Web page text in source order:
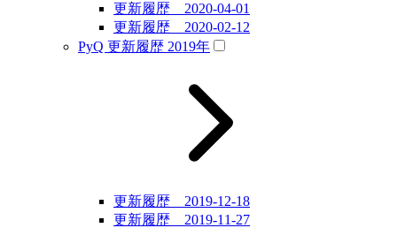
更新履歴 2020-04-01
更新履歴 2020-02-12
PyQ 更新履歴 2019年
更新履歴 2019-12-18
更新履歴 2019-11-27